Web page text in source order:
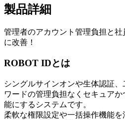
製品詳細
管理者のアカウント管理負担と
に改善！
ROBOT IDとは
シングルサインオンや生体認証
ワードの管理負担なくセキュア
能にするシステムです。
柔軟な権限設定や一括操作機能